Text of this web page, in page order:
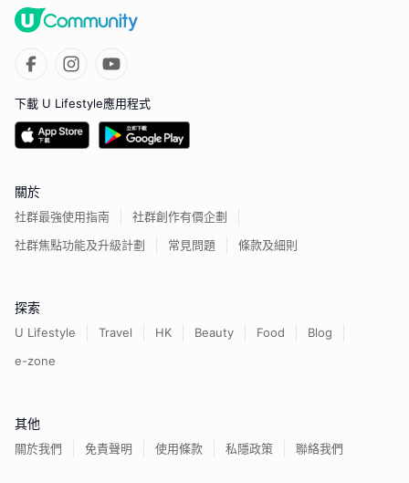
下載 U Lifestyle應用程式
關於
社群最強使用指南
社群創作有價企劃
社群焦點功能及升級計劃
常見問題 條款及細則
探索
U Lifestyle Travel HK Beauty Food
Blog
e-zone
其他
關於我們 免責聲明 使用條款 私隱政策 聯絡我們